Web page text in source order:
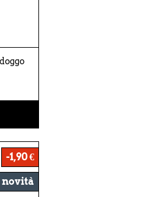
-1,90 €
novità